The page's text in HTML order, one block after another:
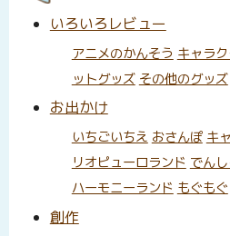
いろいろレビュー
アニメのかんそう キャラ
ットグッズ その他のグッズ
お出かけ
いちごいちえ おさんぽ キ
リオピューロランド でん
ハーモニーランド もぐもぐ
創作